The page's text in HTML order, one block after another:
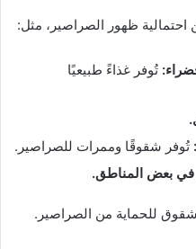
احتمالية ظهور الصراصير، مثل:
: تُوفر غذاءً طبيعيًا
.
: تُوفر شقوقًا وممرات للصراصير.
بعض المناطق.
للحماية من الصراصير.